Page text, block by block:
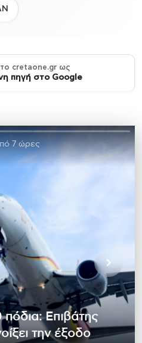
cretaone.gr ως
πηγή στο Google
7 ώρες
Επιβάτης
την έξοδο